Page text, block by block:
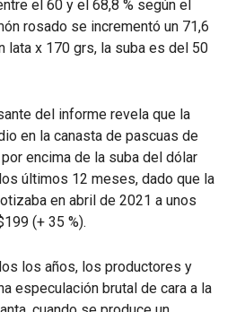
el 60 y el 68,8 % según el
rosado se incrementó un 71,6
lata x 170 grs, la suba es del 50
del informe revela que la
en la canasta de pascuas de
encima de la suba del dólar
últimos 12 meses, dado que la
en abril de 2021 a unos
(+ 35 %).
los años, los productores y
especulación brutal de cara a la